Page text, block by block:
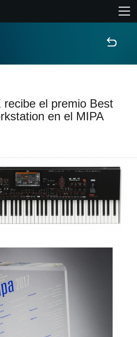
Tiendas
recibe el premio Best
en el MIPA